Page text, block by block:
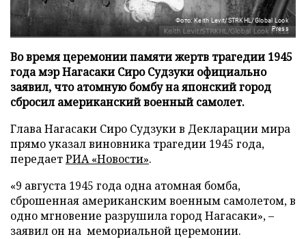
Фото: Keith Levit/STRKHL/Global Look
Press
Во время церемонии памяти жертв трагедии 1945
года мэр Нагасаки Сиро Судзуки официально
заявил, что атомную бомбу на японский город
сбросил американский военный самолет.
Глава Нагасаки Сиро Судзуки в Декларации мира
прямо указал виновника трагедии 1945 года,
передаетРИА «Новости».
«9 августа 1945 года одна атомная бомба,
сброшенная американским военным самолетом, в
одно мгновение разрушила город Нагасаки», –
заявил он на мемориальной церемонии.